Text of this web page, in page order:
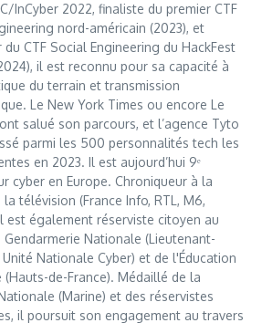
InCyber 2022, finaliste du premier CTF
nord-américain (2023), et
du CTF Social Engineering du HackFest
il est reconnu pour sa capacité à
du terrain et transmission
Le New York Times ou encore Le
salué son parcours, et l’agence Tyto
parmi les 500 personnalités tech les
en 2023. Il est aujourd’hui 9ᵉ
cyber en Europe. Chroniqueur à la
télévision (France Info, RTL, M6,
est également réserviste citoyen au
Gendarmerie Nationale (Lieutenant-
Nationale Cyber) et de l'Éducation
de-France). Médaillé de la
(Marine) et des réservistes
il poursuit son engagement au travers